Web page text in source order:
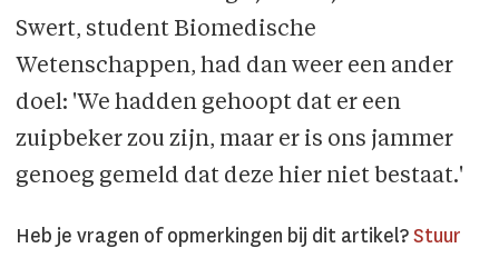
Swert, student Biomedische
Wetenschappen, had dan weer een ander
doel: 'We hadden gehoopt dat er een
zuipbeker zou zijn, maar er is ons jammer
genoeg gemeld dat deze hier niet bestaat.'
Heb je vragen of opmerkingen bij dit artikel?Stuur